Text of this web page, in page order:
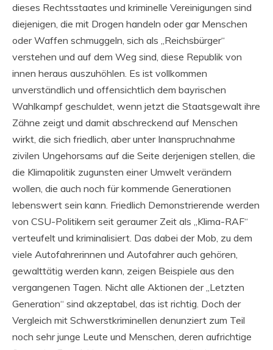
dieses Rechtsstaates und kriminelle Vereinigungen sind
diejenigen, die mit Drogen handeln oder gar Menschen
oder Waffen schmuggeln, sich als „Reichsbürger“
verstehen und auf dem Weg sind, diese Republik von
innen heraus auszuhöhlen. Es ist vollkommen
unverständlich und offensichtlich dem bayrischen
Wahlkampf geschuldet, wenn jetzt die Staatsgewalt ihre
Zähne zeigt und damit abschreckend auf Menschen
wirkt, die sich friedlich, aber unter Inanspruchnahme
zivilen Ungehorsams auf die Seite derjenigen stellen, die
die Klimapolitik zugunsten einer Umwelt verändern
wollen, die auch noch für kommende Generationen
lebenswert sein kann. Friedlich Demonstrierende werden
von CSU-Politikern seit geraumer Zeit als „Klima-RAF“
verteufelt und kriminalisiert. Das dabei der Mob, zu dem
viele Autofahrerinnen und Autofahrer auch gehören,
gewalttätig werden kann, zeigen Beispiele aus den
vergangenen Tagen. Nicht alle Aktionen der „Letzten
Generation“ sind akzeptabel, das ist richtig. Doch der
Vergleich mit Schwerstkriminellen denunziert zum Teil
noch sehr junge Leute und Menschen, deren aufrichtige